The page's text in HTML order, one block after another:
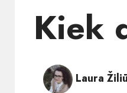
Kiek
Laura